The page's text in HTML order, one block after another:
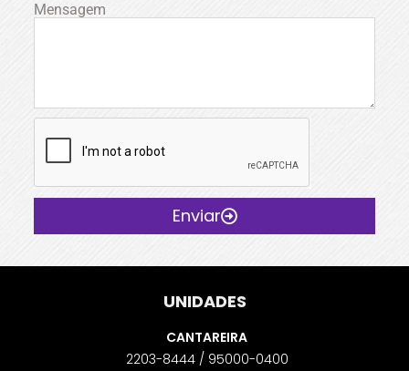
Mensagem
Enviar
UNIDADES
CANTAREIRA
2203-8444 / 95000-0400